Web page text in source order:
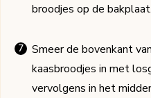
broodjes op de bakplaat.
Smeer de bovenkant
kaasbroodjes in met
vervolgens in het